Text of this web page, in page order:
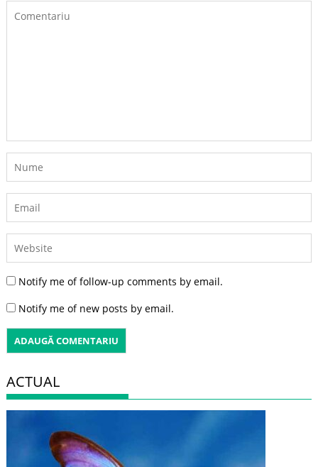
Notify me of follow-up comments by email.
Notify me of new posts by email.
ACTUAL